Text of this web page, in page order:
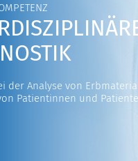
der Analyse von
Patientinnen und